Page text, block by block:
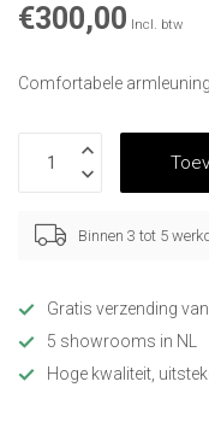
€300,00 Incl. btw
Comfortabele
Binnen 3 tot 5
Gratis verzending
5 showrooms in NL
Hoge kwaliteit,